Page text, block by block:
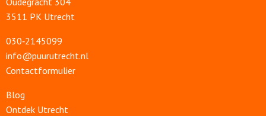
3511 PK Utrecht
030‑2145099
info@puurutrecht.nl
Contactformulier
Blog
Ontdek Utrecht